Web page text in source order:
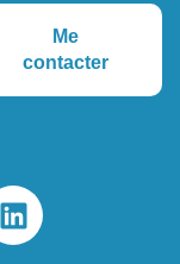
Me
contacter